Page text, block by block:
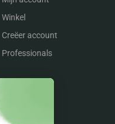
Winkel
Creëer account
Professionals